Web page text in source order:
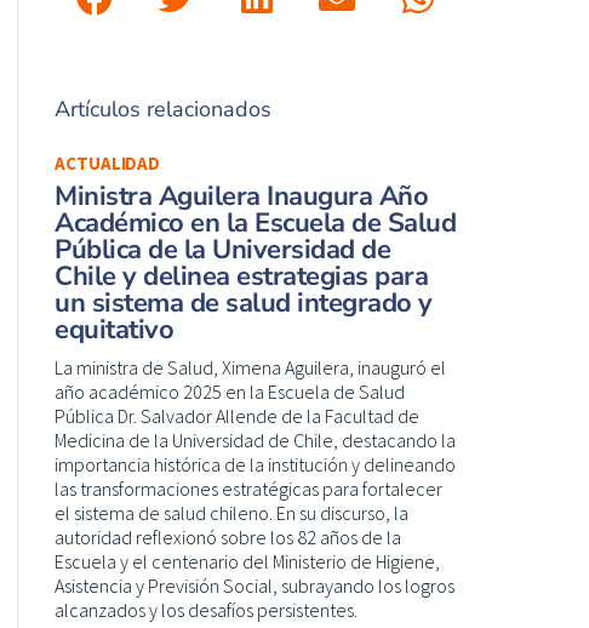
Artículos relacionados
ACTUALIDAD
Ministra Aguilera Inaugura Año
Académico en la Escuela de Salud
Pública de la Universidad de
Chile y delinea estrategias para
un sistema de salud integrado y
equitativo
La ministra de Salud, Ximena Aguilera, inauguró el
año académico 2025 en la Escuela de Salud
Pública Dr. Salvador Allende de la Facultad de
Medicina de la Universidad de Chile, destacando la
importancia histórica de la institución y delineando
las transformaciones estratégicas para fortalecer
el sistema de salud chileno. En su discurso, la
autoridad reflexionó sobre los 82 años de la
Escuela y el centenario del Ministerio de Higiene,
Asistencia y Previsión Social, subrayando los logros
alcanzados y los desafíos persistentes.